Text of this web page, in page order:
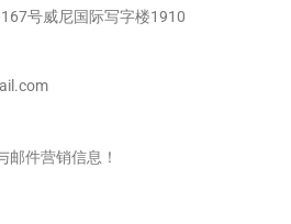
号威尼国际写字楼1910
邮件营销信息！